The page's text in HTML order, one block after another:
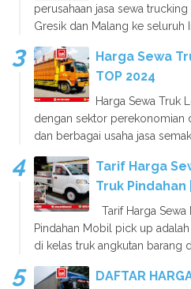
perusahaan jasa sewa
Gresik dan Malang ke seluruh
Harga Sewa
TOP 2024
Harga Sewa Truk
dengan sektor perekonomian
dan berbagai usaha jasa
Tarif Harga
Truk Pindahan
Tarif Harga
Pindahan Mobil pick up
di kelas truk angkutan barang
DAFTAR